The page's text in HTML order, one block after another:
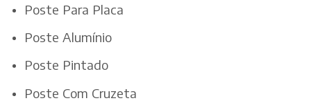
Poste Para Placa
Poste Alumínio
Poste Pintado
Poste Com Cruzeta